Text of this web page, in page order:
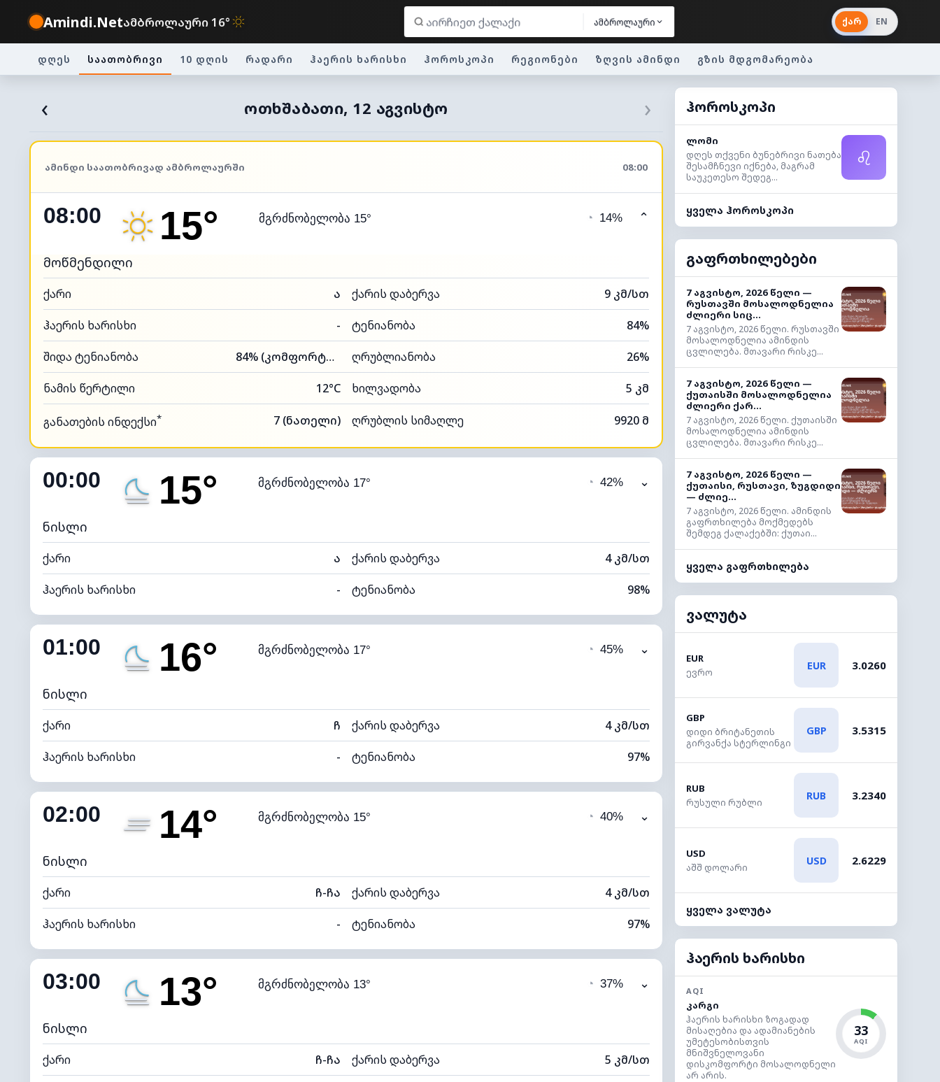
Amindi.Netამბროლაური 16° ამბროლაური ქარ EN
დღეს საათობრივი 10 დღის რადარი ჰაერის ხარისხი ჰოროსკოპი რეგიონები ზღვის ამინდი გზის მდგომარეობა
‹ ᲝᲗᲮᲨᲐᲑᲐᲗᲘ, 12 ᲐᲒᲕᲘᲡᲢᲝ ›
ᲐᲛᲘᲜᲓᲘ ᲡᲐᲐᲗᲝᲑᲠᲘᲕᲐᲓ ᲐᲛᲑᲠᲝᲚᲐᲣᲠᲨᲘ 08:00
08:00 15° მგრძნობელობა 15° ◔ 14% ⌃
მოწმენდილი
ქარი ა ქარის დაბერვა 9 კმ/სთ
ჰაერის ხარისხი - ტენიანობა 84%
შიდა ტენიანობა 84% (კომფორტული) ღრუბლიანობა 26%
ნამის წერტილი 12°C ხილვადობა 5 კმ
განათების ინდექსი* 7 (ნათელი) ღრუბლის სიმაღლე 9920 მ
00:00 15° მგრძნობელობა 17° ◔ 42% ⌄
ნისლი
ქარი ა ქარის დაბერვა 4 კმ/სთ
ჰაერის ხარისხი - ტენიანობა 98%
შიდა ტენიანობა 98% (კომფორტული) ღრუბლიანობა 100%
ნამის წერტილი 15°C ხილვადობა 0 კმ
განათების ინდექსი
01:00 16° მგრძნობელობა 17° ◔ 45% ⌄
ნისლი
ქარი ჩ ქარის დაბერვა 4 კმ/სთ
ჰაერის ხარისხი - ტენიანობა 97%
შიდა ტენიანობა 97% (კომფორტული) ღრუბლიანობა 100%
ნამის წერტილი 15°C ხილვადობა 0 კმ
განათების ინდექსი
02:00 14° მგრძნობელობა 15° ◔ 40% ⌄
ნისლი
ქარი ჩ-ჩა ქარის დაბერვა 4 კმ/სთ
ჰაერის ხარისხი - ტენიანობა 97%
შიდა ტენიანობა 97% (კომფორტული) ღრუბლიანობა 94%
ნამის წერტილი 14°C ხილვადობა 1 კმ
განათების ინდექსი
03:00 13° მგრძნობელობა 13° ◔ 37% ⌄
ნისლი
ქარი ჩ-ჩა ქარის დაბერვა 5 კმ/სთ
ჰოროსკოპი
ლომი
დღეს თქვენი ბუნებრივი ნათება
შესამჩნევი იქნება, მაგრამ
საუკეთესო შედეგ...
♌
ყველა ჰოროსკოპი
გაფრთხილებები
7 აგვისტო, 2026 წელი —
რუსთავში მოსალოდნელია
ძლიერი სიც...
7 აგვისტო, 2026 წელი. რუსთავში
მოსალოდნელია ამინდის
ცვლილება. მთავარი რისკე...
7 აგვისტო, 2026 წელი —
ქუთაისში მოსალოდნელია
ძლიერი ქარ...
7 აგვისტო, 2026 წელი. ქუთაისში
მოსალოდნელია ამინდის
ცვლილება. მთავარი რისკე...
7 აგვისტო, 2026 წელი —
ქუთაისი, რუსთავი, ზუგდიდი
— ძლიე...
7 აგვისტო, 2026 წელი. ამინდის
გაფრთხილება მოქმედებს
შემდეგ ქალაქებში: ქუთაი...
ყველა გაფრთხილება
ვალუტა
EUR
ევრო
EUR 3.0260
GBP
დიდი ბრიტანეთის
გირვანქა სტერლინგი
GBP 3.5315
RUB
რუსული რუბლი
RUB 3.2340
USD
აშშ დოლარი
USD 2.6229
ყველა ვალუტა
ჰაერის ხარისხი
AQI
კარგი
ჰაერის ხარისხი ზოგადად
მისაღებია და ადამიანების
უმეტესობისთვის
მნიშვნელოვანი
დისკომფორტი მოსალოდნელი
არ არის.
33
AQI